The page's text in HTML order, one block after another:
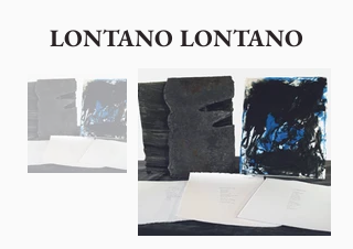
LONTANO LONTANO